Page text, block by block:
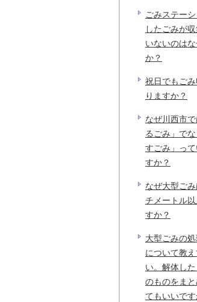
ごみステー
したごみが
いないのは
か？
祝日でもご
りますか？
なぜ川西市で
るごみ」で
すごみ」っ
すか？
なぜ大型ご
チメートル
すか？
大型ごみの
について教え
い。解体し
のものをま
てもいいです